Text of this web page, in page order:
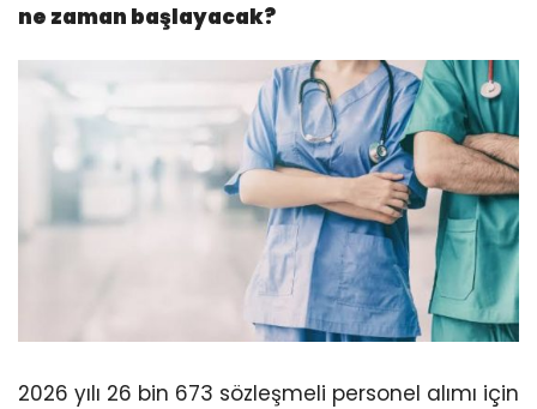
ne zaman başlayacak?
2026 yılı 26 bin 673 sözleşmeli personel alımı için